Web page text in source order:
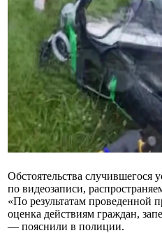
Обстоятельства случившегося
по видеозаписи,
«По результатам проведенной
оценка действиям граждан,
— пояснили в полиции.